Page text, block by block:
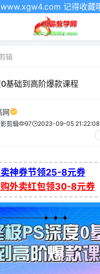
记得收藏哦
辑
基础到高阶爆款课程
网
剪辑 97 2023-09-05 21:22:08
神券节领25-8元券
外卖红包领30-8元券